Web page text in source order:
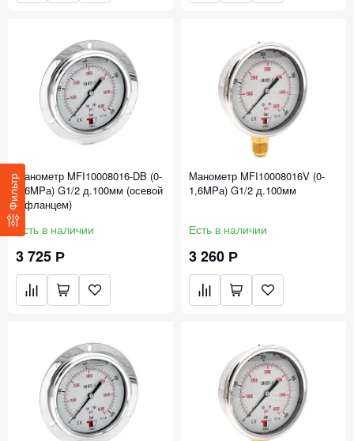
ФильтрМанометр MFI10008016-DB (0-
1,6MPа) G1/2 д.100мм (осевой
с фланцем)
Есть в наличии
3 725 Р
Манометр MFI10008016V (0-
1,6MPа) G1/2 д.100мм
Есть в наличии
3 260 Р